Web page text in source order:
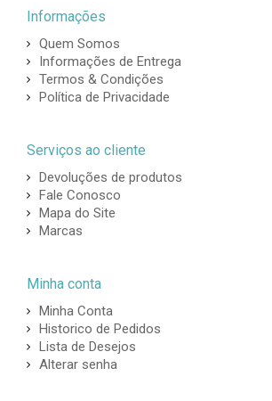
Informações
Quem Somos
Informações de Entrega
Termos & Condições
Política de Privacidade
Serviços ao cliente
Devoluções de produtos
Fale Conosco
Mapa do Site
Marcas
Minha conta
Minha Conta
Historico de Pedidos
Lista de Desejos
Alterar senha